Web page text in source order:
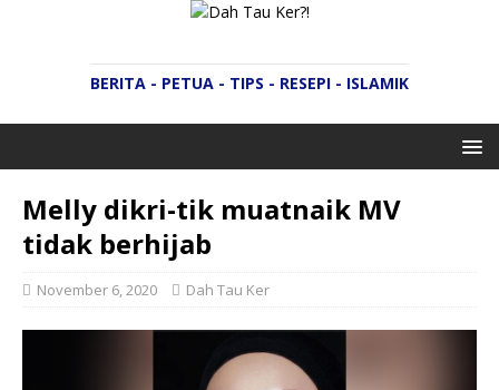
BERITA - PETUA - TIPS - RESEPI - ISLAMIK
Melly dikri-tik muatnaik MV
tidak berhijab
November 6, 2020 Dah Tau Ker